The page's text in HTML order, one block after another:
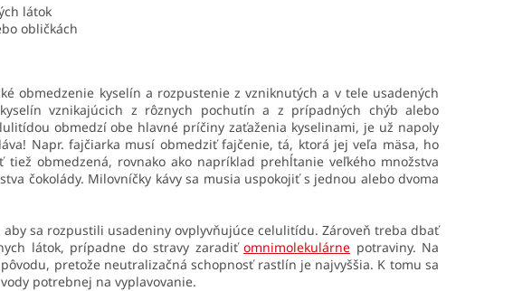
látok
obličkách
obmedzenie kyselín a rozpustenie z vzniknutých a v tele usadených
vznikajúcich z rôznych pochutín a z prípadných chýb alebo
obmedzí obe hlavné príčiny zaťaženia kyselinami, je už napoly
Napr. fajčiarka musí obmedziť fajčenie, tá, ktorá jej veľa mäsa, ho
obmedzená, rovnako ako napríklad prehĺtanie veľkého množstva
čokolády. Milovníčky kávy sa musia uspokojiť s jednou alebo dvoma
sa rozpustili usadeniny ovplyvňujúce celulitídu. Zároveň treba dbať
látok, prípadne do stravy zaradiťomnimolekulárne potraviny. Na
pretože neutralizačná schopnosť rastlín je najvyššia. K tomu sa
potrebnej na vyplavovanie.